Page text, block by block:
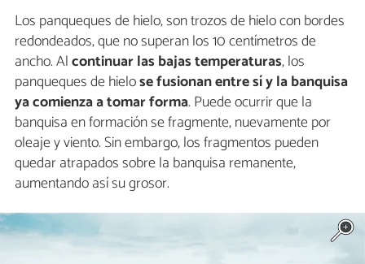
Los panqueques de hielo, son trozos de hielo con bordes
redondeados, que no superan los 10 centímetros de
ancho. Alcontinuar las bajas temperaturas, los
panqueques de hielose fusionan entre sí y la banquisa
ya comienza a tomar forma. Puede ocurrir que la
banquisa en formación se fragmente, nuevamente por
oleaje y viento. Sin embargo, los fragmentos pueden
quedar atrapados sobre la banquisa remanente,
aumentando así su grosor.